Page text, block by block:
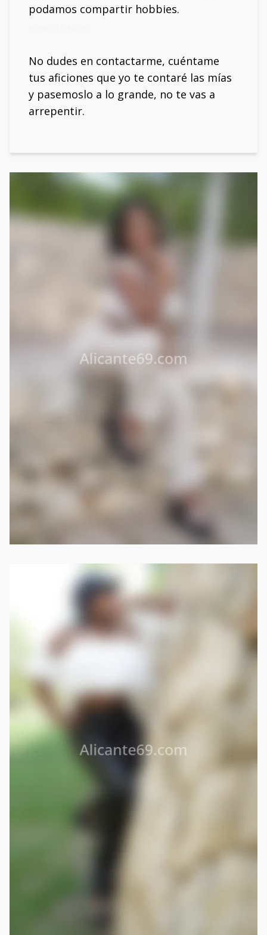
podamos compartir hobbies.
No dudes en contactarme, cuéntame
tus aficiones que yo te contaré las mías
y pasemoslo a lo grande, no te vas a
arrepentir.